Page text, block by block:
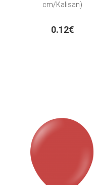
cm/Kalisan)
0.12€